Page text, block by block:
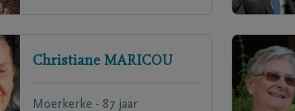
Christiane MARICOU
Moerkerke - 87 jaar